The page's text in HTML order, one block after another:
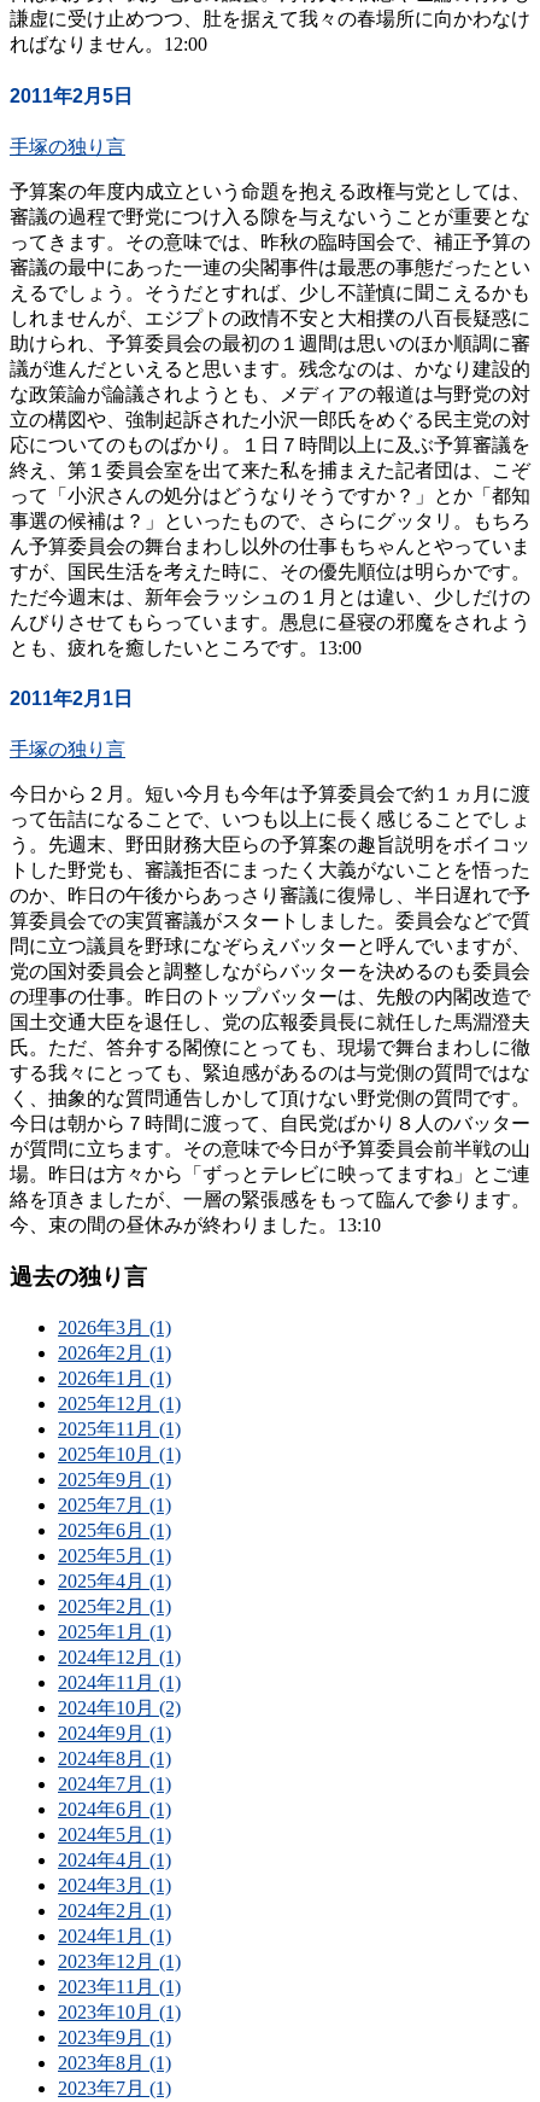
謙虚に受け止めつつ、肚を据えて我々の春場所に向かわなけ
ればなりません。12:00
2011年2月5日
手塚の独り言
予算案の年度内成立という命題を抱える政権与党としては、
審議の過程で野党につけ入る隙を与えないうことが重要とな
ってきます。その意味では、昨秋の臨時国会で、補正予算の
審議の最中にあった一連の尖閣事件は最悪の事態だったとい
えるでしょう。そうだとすれば、少し不謹慎に聞こえるかも
しれませんが、エジプトの政情不安と大相撲の八百長疑惑に
助けられ、予算委員会の最初の１週間は思いのほか順調に審
議が進んだといえると思います。残念なのは、かなり建設的
な政策論が論議されようとも、メディアの報道は与野党の対
立の構図や、強制起訴された小沢一郎氏をめぐる民主党の対
応についてのものばかり。１日７時間以上に及ぶ予算審議を
終え、第１委員会室を出て来た私を捕まえた記者団は、こぞ
って「小沢さんの処分はどうなりそうですか？」とか「都知
事選の候補は？」といったもので、さらにグッタリ。もちろ
ん予算委員会の舞台まわし以外の仕事もちゃんとやっていま
すが、国民生活を考えた時に、その優先順位は明らかです。
ただ今週末は、新年会ラッシュの１月とは違い、少しだけの
んびりさせてもらっています。愚息に昼寝の邪魔をされよう
とも、疲れを癒したいところです。13:00
2011年2月1日
手塚の独り言
今日から２月。短い今月も今年は予算委員会で約１ヵ月に渡
って缶詰になることで、いつも以上に長く感じることでしょ
う。先週末、野田財務大臣らの予算案の趣旨説明をボイコッ
トした野党も、審議拒否にまったく大義がないことを悟った
のか、昨日の午後からあっさり審議に復帰し、半日遅れで予
算委員会での実質審議がスタートしました。委員会などで質
問に立つ議員を野球になぞらえバッターと呼んでいますが、
党の国対委員会と調整しながらバッターを決めるのも委員会
の理事の仕事。昨日のトップバッターは、先般の内閣改造で
国土交通大臣を退任し、党の広報委員長に就任した馬淵澄夫
氏。ただ、答弁する閣僚にとっても、現場で舞台まわしに徹
する我々にとっても、緊迫感があるのは与党側の質問ではな
く、抽象的な質問通告しかして頂けない野党側の質問です。
今日は朝から７時間に渡って、自民党ばかり８人のバッター
が質問に立ちます。その意味で今日が予算委員会前半戦の山
場。昨日は方々から「ずっとテレビに映ってますね」とご連
絡を頂きましたが、一層の緊張感をもって臨んで参ります。
今、束の間の昼休みが終わりました。13:10
過去の独り言
2026年3月 (1)
2026年2月 (1)
2026年1月 (1)
2025年12月 (1)
2025年11月 (1)
2025年10月 (1)
2025年9月 (1)
2025年7月 (1)
2025年6月 (1)
2025年5月 (1)
2025年4月 (1)
2025年2月 (1)
2025年1月 (1)
2024年12月 (1)
2024年11月 (1)
2024年10月 (2)
2024年9月 (1)
2024年8月 (1)
2024年7月 (1)
2024年6月 (1)
2024年5月 (1)
2024年4月 (1)
2024年3月 (1)
2024年2月 (1)
2024年1月 (1)
2023年12月 (1)
2023年11月 (1)
2023年10月 (1)
2023年9月 (1)
2023年8月 (1)
2023年7月 (1)